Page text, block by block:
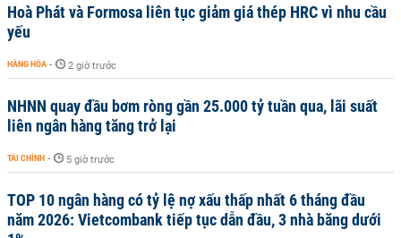
Hoà Phát và Formosa liên tục giảm giá thép HRC vì nhu cầu
yếu
HÀNG HÓA - 2 giờ trước
NHNN quay đầu bơm ròng gần 25.000 tỷ tuần qua, lãi suất
liên ngân hàng tăng trở lại
TÀI CHÍNH - 5 giờ trước
TOP 10 ngân hàng có tỷ lệ nợ xấu thấp nhất 6 tháng đầu
năm 2026: Vietcombank tiếp tục dẫn đầu, 3 nhà băng dưới